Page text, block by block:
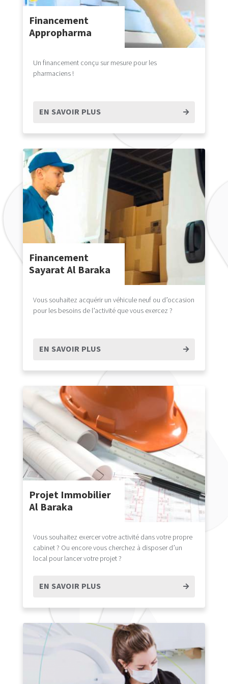
Financement
Appropharma
Un financement conçu sur mesure pour les
pharmaciens !
EN SAVOIR PLUS
Financement
Sayarat Al Baraka
Vous souhaitez acquérir un véhicule neuf ou d’occasion
pour les besoins de l’activité que vous exercez ?
EN SAVOIR PLUS
Projet Immobilier
Al Baraka
Vous souhaitez exercer votre activité dans votre propre
cabinet ? Ou encore vous cherchez à disposer d’un
local pour lancer votre projet ?
EN SAVOIR PLUS